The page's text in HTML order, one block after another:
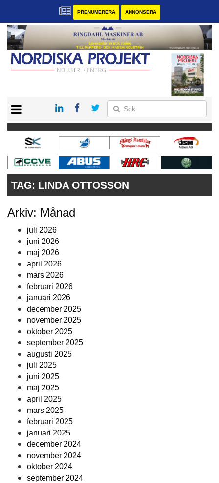
PRENUMERERA ANNONSERA
KONTAKT
VÅRA ANDRA MAGASIN
PRENUMERERA
ANNONSERA
TAG: LINDA OTTOSSON
Arkiv: Månad
juli 2026
juni 2026
maj 2026
april 2026
mars 2026
februari 2026
januari 2026
december 2025
november 2025
oktober 2025
september 2025
augusti 2025
juli 2025
juni 2025
maj 2025
april 2025
mars 2025
februari 2025
januari 2025
december 2024
november 2024
oktober 2024
september 2024